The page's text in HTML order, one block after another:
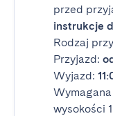
przed
instrukcje
Rodzaj
Przyjazd:
Wyjazd:
wysokości